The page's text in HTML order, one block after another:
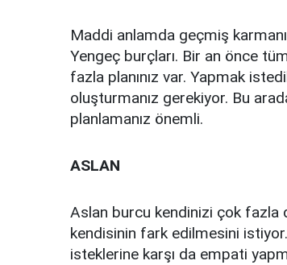
Maddi anlamda geçmiş
Yengeç burçları. Bir an önce
fazla planınız var. Yapmak
oluşturmanız gerekiyor. Bu
planlamanız önemli.
ASLAN
Aslan burcu kendinizi çok fazla
kendisinin fark edilmesini istiyor.
isteklerine karşı da empati